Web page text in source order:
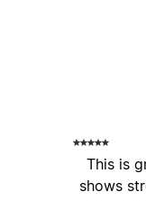
This is
shows